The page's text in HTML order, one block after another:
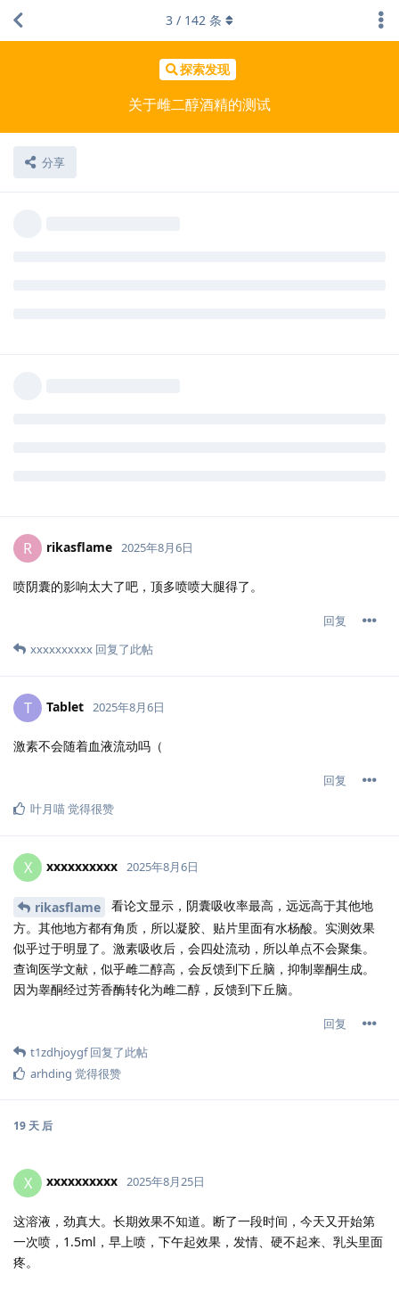
探索发现
关于雌二醇酒精的测试
分享
3 / 142 条
R rikasflame 2025年8月6日
喷阴囊的影响太大了吧，顶多喷喷大腿得了。
回复
xxxxxxxxxx 回复了此帖
T Tablet 2025年8月6日
激素不会随着血液流动吗（
回复
叶月喵觉得很赞
X xxxxxxxxxx 2025年8月6日
rikasflame
看论文显示，阴囊吸收率最高，远远高于其他地
方。其他地方都有角质，所以凝胶、贴片里面有水杨酸。实测效果
似乎过于明显了。激素吸收后，会四处流动，所以单点不会聚集。
查询医学文献，似乎雌二醇高，会反馈到下丘脑，抑制睾酮生成。
因为睾酮经过芳香酶转化为雌二醇，反馈到下丘脑。
回复
t1zdhjoygf回复了此帖
arhding 觉得很赞
19 天 后
X xxxxxxxxxx 2025年8月25日
这溶液，劲真大。长期效果不知道。断了一段时间，今天又开始第
一次喷，1.5ml，早上喷，下午起效果，发情、硬不起来、乳头里面
疼。